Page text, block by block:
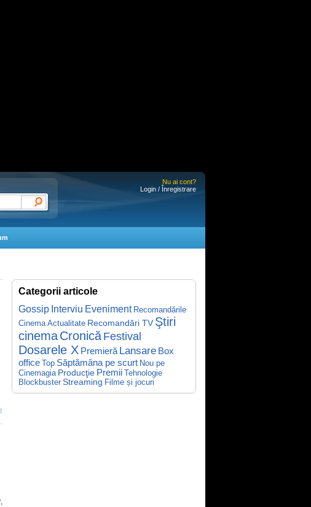
Nu ai cont?
Login / Înregistrare
Categorii articole
Gossip Interviu Eveniment Recomandările
Cinema Actualitate Recomandări TV Ştiri
cinemaCronicăFestival
Dosarele X Premieră Lansare Box
office Top Săptămâna pe scurt Nou pe
Cinemagia Producţie Premii Tehnologie
Blockbuster Streaming Filme și jocuri